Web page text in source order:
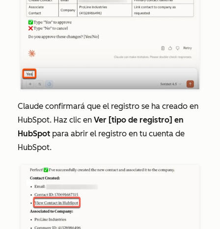
Claude confirmará que el registro se ha creado en
HubSpot. Haz clic en Ver [tipo de registro] en
HubSpot para abrir el registro en tu cuenta de
HubSpot.